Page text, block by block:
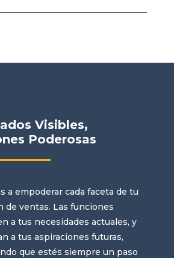
Visibles,
Poderosas
a empoderar cada faceta de tu
de ventas. Las funciones
a tus necesidades actuales, y
a tus aspiraciones futuras,
que estés siempre un paso